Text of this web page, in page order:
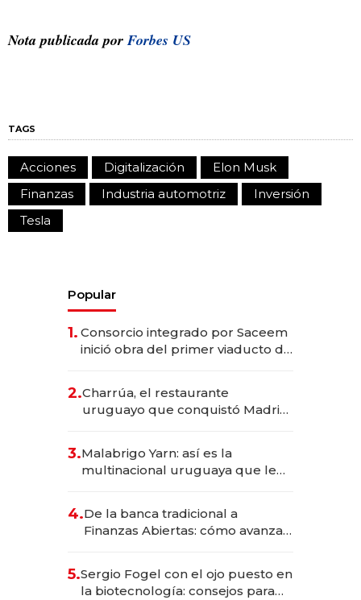
Nota publicada porForbes US
TAGS
Acciones Digitalización
Elon Musk
Finanzas
Industria automotriz
Inversión
Tesla
Popular
1. Consorcio integrado por Saceem
inició obra del primer viaducto de
millones
2.Charrúa, el restaurante
uruguayo que conquistó Madrid:
anticipación y prepara apertura
3.Malabrigo Yarn: así es la
multinacional uruguaya que le
4.De la banca tradicional a
Finanzas Abiertas: cómo avanza
5.Sergio Fogel con el ojo puesto en
la biotecnología: consejos para